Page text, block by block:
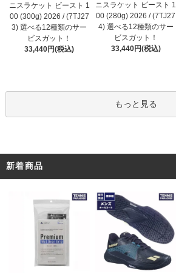
ニスラケット ビースト 1
00 (300g) 2026 / (7TJ27
3) 選べる12種類のサー
ビスガット！
33,440円(税込)
ニスラケット ビースト 1
00 (280g) 2026 / (7TJ27
4) 選べる12種類のサー
ビスガット！
33,440円(税込)
もっと見る
新着商品